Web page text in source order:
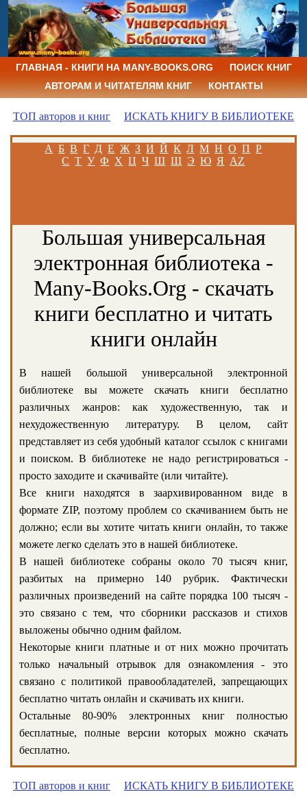
ГЛАВНАЯ - КНИГИ НА MANY-BOOKS.ORG
ПОИСК КНИГ
АВТОРАМ И ЧИТАТЕЛЯМ КНИГ
КОНТАКТЫ
ТОП авторов и книг ИСКАТЬ КНИГУ В БИБЛИОТЕКЕ
А Б В Г Д Е Ж З И Й К Л М Н О П Р
С Т У Ф Х Ц Ч Ш Щ Э Ю Я AZ
Большая универсальная
электронная библиотека -
Many-Books.Org - скачать
книги бесплатно и читать
книги онлайн
В нашей большой универсальной электронной
библиотеке вы можете скачать книги бесплатно
различных жанров: как художественную, так и
нехудожественную литературу. В целом, сайт
представляет из себя удобный каталог ссылок с книгами
и поиском. В библиотеке не надо регистрироваться -
просто заходите и скачивайте (или читайте).
Все книги находятся в заархивированном виде в
формате ZIP, поэтому проблем со скачиванием быть не
должно; если вы хотите читать книги онлайн, то также
можете легко сделать это в нашей библиотеке.
В нашей библиотеке собраны около 70 тысяч книг,
разбитых на примерно 140 рубрик. Фактически
различных произведений на сайте порядка 100 тысяч -
это связано с тем, что сборники рассказов и стихов
выложены обычно одним файлом.
Некоторые книги платные и от них можно прочитать
только начальный отрывок для ознакомления - это
связано с политикой правообладателей, запрещающих
бесплатно читать онлайн и скачивать их книги.
Остальные 80-90% электронных книг полностью
бесплатные, полные версии которых можно скачать
бесплатно.
ТОП авторов и книг ИСКАТЬ КНИГУ В БИБЛИОТЕКЕ